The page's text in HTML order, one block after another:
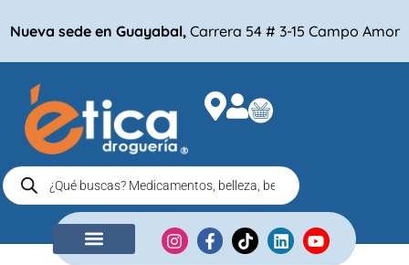
Nueva sede en Guayabal, Carrera 54 # 3-15 Campo Amor